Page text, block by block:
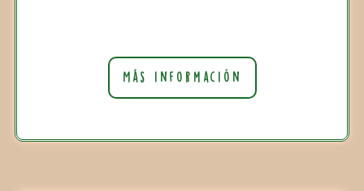
Más información